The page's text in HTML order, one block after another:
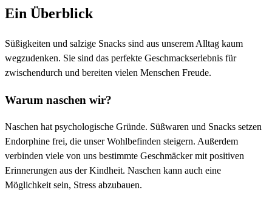
Ein Überblick
Süßigkeiten und salzige Snacks sind aus unserem Alltag kaum
wegzudenken. Sie sind das perfekte Geschmackserlebnis für
zwischendurch und bereiten vielen Menschen Freude.
Warum naschen wir?
Naschen hat psychologische Gründe. Süßwaren und Snacks setzen
Endorphine frei, die unser Wohlbefinden steigern. Außerdem
verbinden viele von uns bestimmte Geschmäcker mit positiven
Erinnerungen aus der Kindheit. Naschen kann auch eine
Möglichkeit sein, Stress abzubauen.